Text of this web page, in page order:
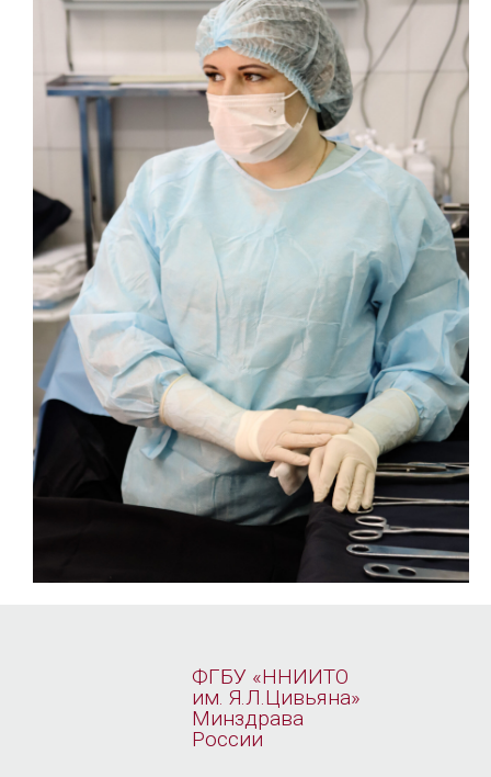
ФГБУ «ННИИТО
им. Я.Л.Цивьяна»
Минздрава
России